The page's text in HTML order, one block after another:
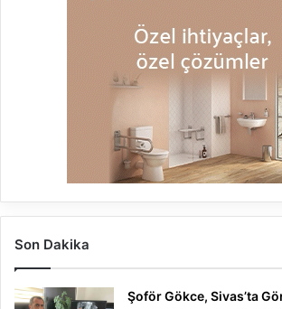
Son Dakika
Şoför Gökce, Sivas’ta